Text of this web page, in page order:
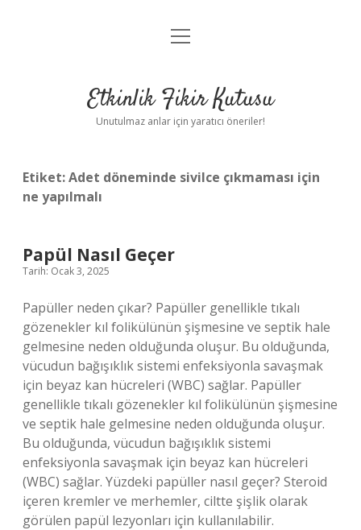
Anasayfa
Yasal Uyarı
menüyü
Etkinlik Fikir Kutusu
Unutulmaz anlar için yaratıcı öneriler!
Etiket:Adet döneminde sivilce çıkmaması için
ne yapılmalı
Papül Nasıl Geçer
Tarih: Ocak 3, 2025
Papüller neden çıkar? Papüller genellikle tıkalı
gözenekler kıl folikülünün şişmesine ve septik hale
gelmesine neden olduğunda oluşur. Bu olduğunda,
vücudun bağışıklık sistemi enfeksiyonla savaşmak
için beyaz kan hücreleri (WBC) sağlar. Papüller
genellikle tıkalı gözenekler kıl folikülünün şişmesine
ve septik hale gelmesine neden olduğunda oluşur.
Bu olduğunda, vücudun bağışıklık sistemi
enfeksiyonla savaşmak için beyaz kan hücreleri
(WBC) sağlar. Yüzdeki papüller nasıl geçer? Steroid
içeren kremler ve merhemler, ciltte şişlik olarak
görülen papül lezyonları için kullanılabilir.